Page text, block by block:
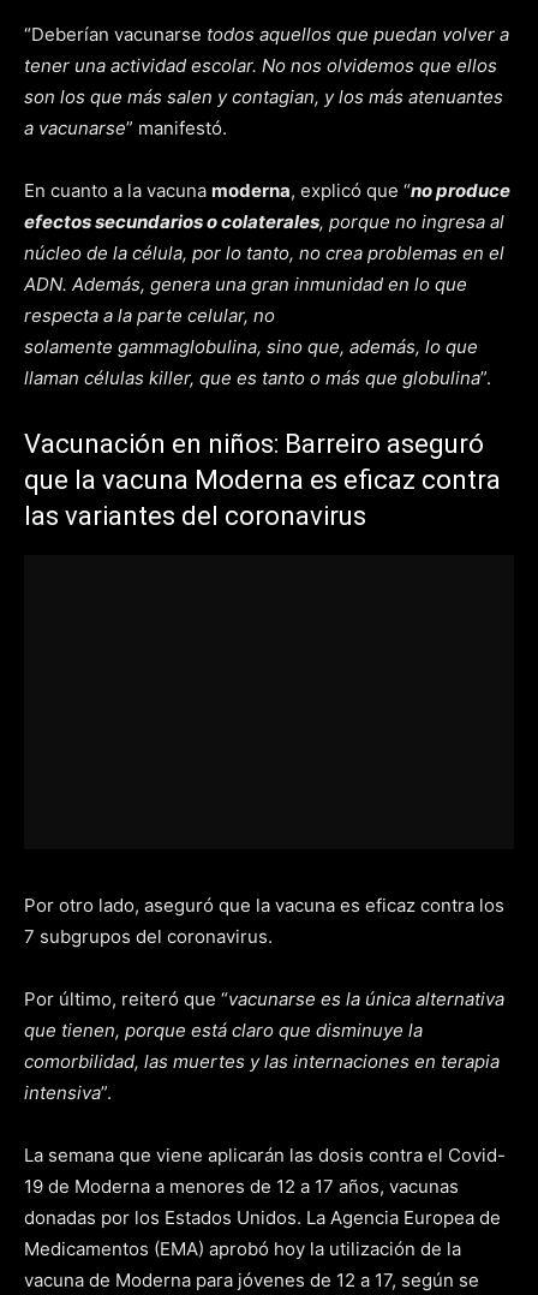
“Deberían vacunarse todos aquellos que puedan volver a
tener una actividad escolar. No nos olvidemos que ellos
son los que más salen y contagian, y los más atenuantes
a vacunarse” manifestó.
En cuanto a la vacuna moderna, explicó que “no produce
efectos secundarios o colaterales, porque no ingresa al
núcleo de la célula, por lo tanto, no crea problemas en el
ADN. Además, genera una gran inmunidad en lo que
respecta a la parte celular, no
solamente gammaglobulina, sino que, además, lo que
llaman células killer, que es tanto o más que globulina”.
Vacunación en niños: Barreiro aseguró
que la vacuna Moderna es eficaz contra
las variantes del coronavirus
Por otro lado, aseguró que la vacuna es eficaz contra los
7 subgrupos del coronavirus.
Por último, reiteró que “vacunarse es la única alternativa
que tienen, porque está claro que disminuye la
comorbilidad, las muertes y las internaciones en terapia
intensiva”.
La semana que viene aplicarán las dosis contra el Covid-
19 de Moderna a menores de 12 a 17 años, vacunas
donadas por los Estados Unidos. La Agencia Europea de
Medicamentos (EMA) aprobó hoy la utilización de la
vacuna de Moderna para jóvenes de 12 a 17, según se